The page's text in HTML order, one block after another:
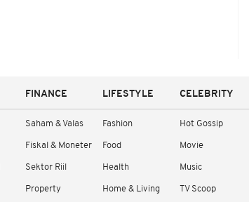
FINANCE
Saham & Valas
Fiskal & Moneter
Sektor Riil
Property
LIFESTYLE
Fashion
Food
Health
Home & Living
CELEBRITY
Hot Gossip
Movie
Music
TV Scoop